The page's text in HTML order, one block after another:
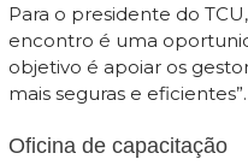
Para o presidente do
encontro é uma
objetivo é apoiar os
mais seguras e eficientes”.
Oficina de capacitação